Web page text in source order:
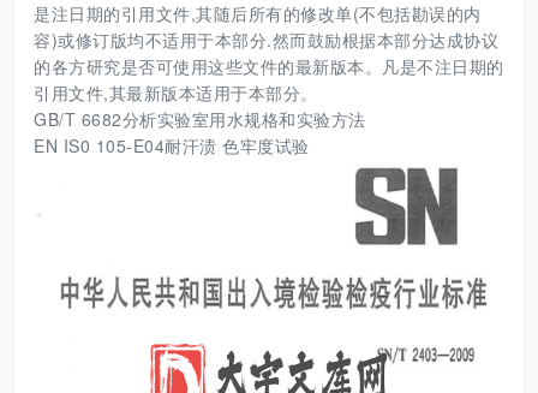
是注日期的引用文件,其随后所有的修改单(不包括勘误的内
容)或修订版均不适用于本部分.然而鼓励根据本部分达成协议
的各方研究是否可使用这些文件的最新版本。凡是不注日期的
引用文件,其最新版本适用于本部分。
GB/T 6682分析实验室用水规格和实验方法
EN IS0 105-E04耐汗渍 色牢度试验